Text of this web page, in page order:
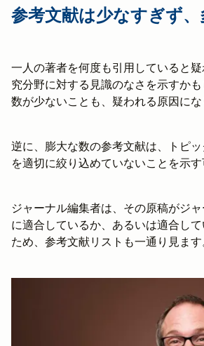
参考文献は少なすぎず
一人の著者を何度も引用していると
究分野に対する見識のなさを示すか
数が少ないことも、疑われる原因にな
逆に、膨大な数の参考文献は、トピ
を適切に絞り込めていないことを示す
ジャーナル編集者は、その原稿がジ
に適合しているか、あるいは適合し
ため、参考文献リストも一通り見ます